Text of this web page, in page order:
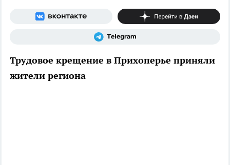
Трудовое крещение в Прихоперье приняли
жители региона